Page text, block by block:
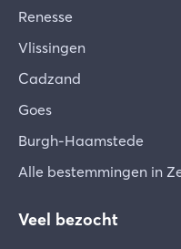
Renesse
Vlissingen
Cadzand
Goes
Burgh-Haamstede
Alle bestemmingen in
Veel bezocht